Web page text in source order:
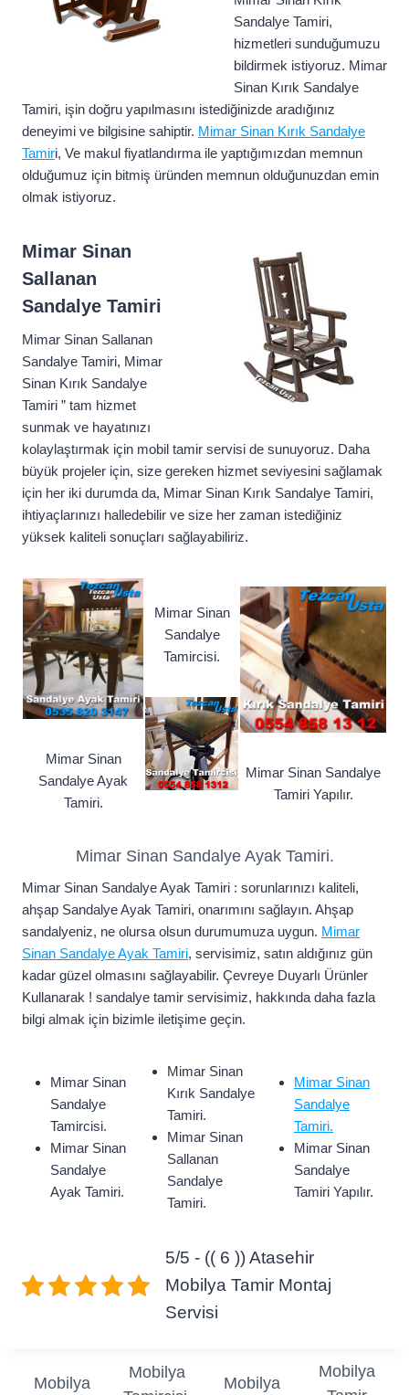
Sandalye Tamiri,
hizmetleri sunduğumuzu
bildirmek istiyoruz. Mimar
Sinan Kırık Sandalye
Tamiri, işin doğru yapılmasını istediğinizde aradığınız
deneyimi ve bilgisine sahiptir. Mimar Sinan Kırık Sandalye
Tamiri, Ve makul fiyatlandırma ile yaptığımızdan memnun
olduğumuz için bitmiş üründen memnun olduğunuzdan emin
olmak istiyoruz.
Mimar Sinan
Sallanan
Sandalye Tamiri
Mimar Sinan Sallanan
Sandalye Tamiri, Mimar
Sinan Kırık Sandalye
Tamiri ” tam hizmet
sunmak ve hayatınızı
kolaylaştırmak için mobil tamir servisi de sunuyoruz. Daha
büyük projeler için, size gereken hizmet seviyesini sağlamak
için her iki durumda da, Mimar Sinan Kırık Sandalye Tamiri,
ihtiyaçlarınızı halledebilir ve size her zaman istediğiniz
yüksek kaliteli sonuçları sağlayabiliriz.
Mimar Sinan
Sandalye Ayak
Tamiri.
Mimar Sinan
Sandalye
Tamircisi.
Mimar Sinan Sandalye
Tamiri Yapılır.
Mimar Sinan Sandalye Ayak Tamiri.
Mimar Sinan Sandalye Ayak Tamiri : sorunlarınızı kaliteli,
ahşap Sandalye Ayak Tamiri, onarımını sağlayın. Ahşap
sandalyeniz, ne olursa olsun durumumuza uygun. Mimar
Sinan Sandalye Ayak Tamiri, servisimiz, satın aldığınız gün
kadar güzel olmasını sağlayabilir. Çevreye Duyarlı Ürünler
Kullanarak ! sandalye tamir servisimiz, hakkında daha fazla
bilgi almak için bizimle iletişime geçin.
Mimar Sinan
Sandalye
Tamircisi.
Mimar Sinan
Sandalye
Ayak Tamiri.
Mimar Sinan
Kırık Sandalye
Tamiri.
Mimar Sinan
Sallanan
Sandalye
Tamiri.
Mimar Sinan
Sandalye
Tamiri.
Mimar Sinan
Sandalye
Tamiri Yapılır.
5/5 - (( 6 )) Atasehir
Mobilya Tamir Montaj
Servisi
Mobilya
Mobilya
Mobilya
Mobilya